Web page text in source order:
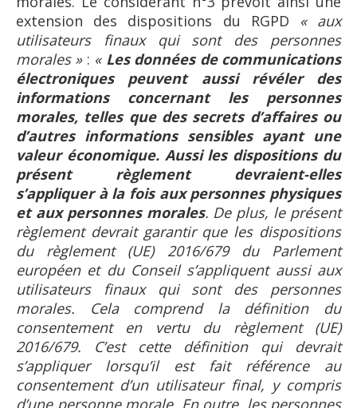
extension des dispositions du RGPD « aux
utilisateurs finaux qui sont des personnes
morales »: « Les données de communications
électroniques peuvent aussi révéler des
informations concernant les personnes
morales, telles que des secrets d’affaires ou
d’autres informations sensibles ayant une
valeur économique. Aussi les dispositions du
présent règlement devraient-elles
s’appliquer à la fois aux personnes physiques
et aux personnes morales. De plus, le présent
règlement devrait garantir que les dispositions
du règlement (UE) 2016/679 du Parlement
européen et du Conseil s’appliquent aussi aux
utilisateurs finaux qui sont des personnes
morales. Cela comprend la définition du
consentement en vertu du règlement (UE)
2016/679. C’est cette définition qui devrait
s’appliquer lorsqu’il est fait référence au
consentement d’un utilisateur final, y compris
d’une personne morale. En outre, les personnes